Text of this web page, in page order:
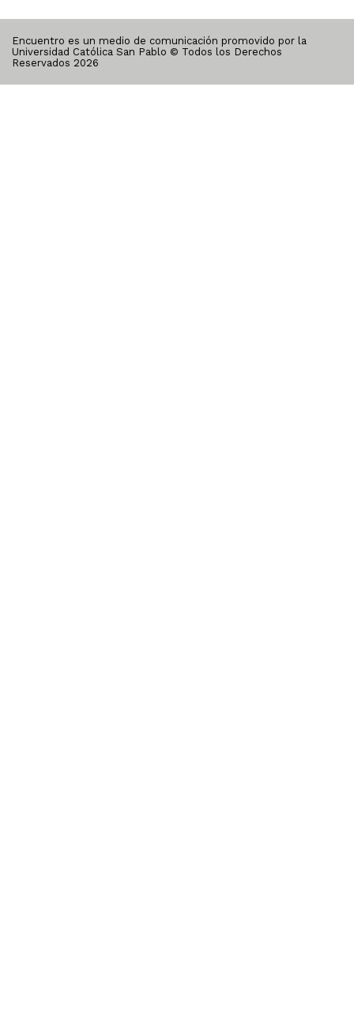
Encuentro es un medio de comunicación promovido por la
Universidad Católica San Pablo © Todos los Derechos
Reservados 2026